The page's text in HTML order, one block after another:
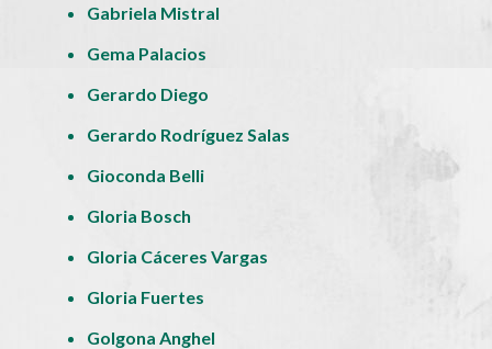
Gabriela Mistral
Gema Palacios
Gerardo Diego
Gerardo Rodríguez Salas
Gioconda Belli
Gloria Bosch
Gloria Cáceres Vargas
Gloria Fuertes
Golgona Anghel